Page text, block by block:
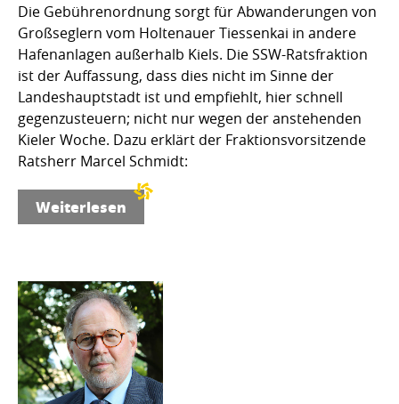
Die Gebührenordnung sorgt für Abwanderungen von
Großseglern vom Holtenauer Tiessenkai in andere
Hafenanlagen außerhalb Kiels. Die SSW-Ratsfraktion
ist der Auffassung, dass dies nicht im Sinne der
Landeshauptstadt ist und empfiehlt, hier schnell
gegenzusteuern; nicht nur wegen der anstehenden
Kieler Woche. Dazu erklärt der Fraktionsvorsitzende
Ratsherr Marcel Schmidt:
Weiterlesen